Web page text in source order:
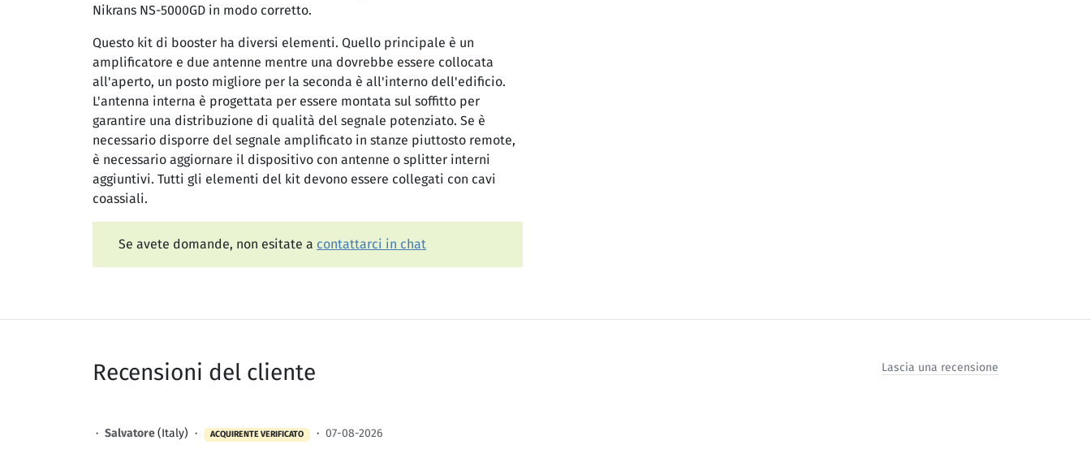
Nikrans NS-5000GD in modo corretto.
Questo kit di booster ha diversi elementi. Quello principale è un
amplificatore e due antenne mentre una dovrebbe essere collocata
all'aperto, un posto migliore per la seconda è all'interno dell'edificio.
L'antenna interna è progettata per essere montata sul soffitto per
garantire una distribuzione di qualità del segnale potenziato. Se è
necessario disporre del segnale amplificato in stanze piuttosto remote,
è necessario aggiornare il dispositivo con antenne o splitter interni
aggiuntivi. Tutti gli elementi del kit devono essere collegati con cavi
coassiali.
Se avete domande, non esitate a contattarci in chat
Recensioni del cliente Lascia una recensione
· Salvatore(Italy) · ACQUIRENTE VERIFICATO · 07-08-2026